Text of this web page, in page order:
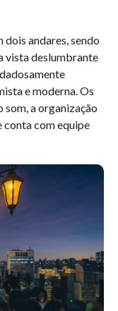
andares, sendo
vista deslumbrante
e moderna. Os
a organização
conta com equipe